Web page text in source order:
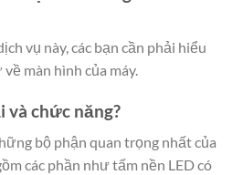
vụ này, các bạn cần phải hiểu
màn hình của máy.
và chức năng?
bộ phận quan trọng nhất của
các phần như tấm nền LED có